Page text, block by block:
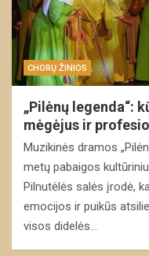
CHORŲ ŽINIOS
„Pilėnų legenda“:
mėgėjus ir
Muzikinės dramos
metų pabaigos
Pilnutėlės salės įrodė,
emocijos ir puikūs
visos didelės…